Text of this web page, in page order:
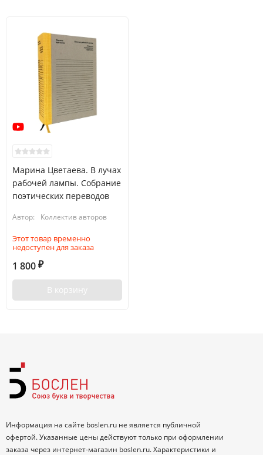
Марина Цветаева. В лучах
рабочей лампы. Собрание
поэтических переводов
Автор: Коллектив авторов
Этот товар временно
недоступен для заказа
1 800 ₽
В корзину
Информация на сайте boslen.ru не является публичной
офертой. Указанные цены действуют только при оформлении
заказа через интернет-магазин boslen.ru. Характеристики и